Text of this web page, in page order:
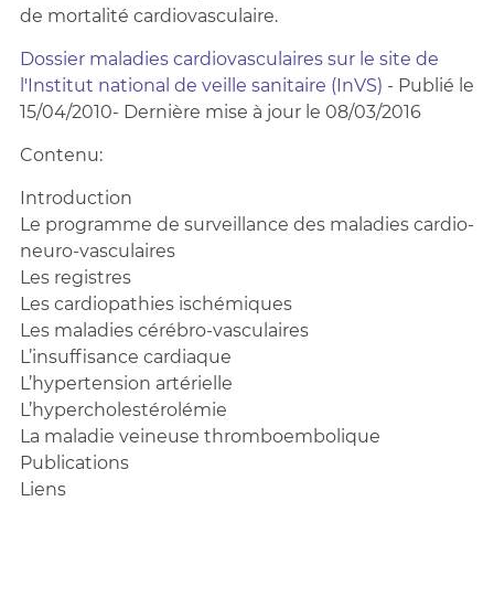
de mortalité cardiovasculaire.
Dossier maladies cardiovasculaires sur le site de
l'Institut national de veille sanitaire (InVS) - Publié le
15/04/2010- Dernière mise à jour le 08/03/2016
Contenu:
Introduction
Le programme de surveillance des maladies cardio-
neuro-vasculaires
Les registres
Les cardiopathies ischémiques
Les maladies cérébro-vasculaires
L’insuffisance cardiaque
L’hypertension artérielle
L’hypercholestérolémie
La maladie veineuse thromboembolique
Publications
Liens